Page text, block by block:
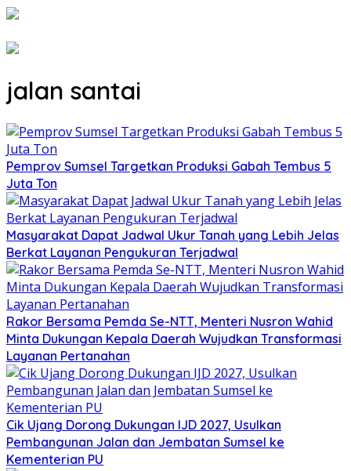
jalan santai
Pemprov Sumsel Targetkan Produksi Gabah Tembus 5
Juta Ton
Masyarakat Dapat Jadwal Ukur Tanah yang Lebih Jelas
Berkat Layanan Pengukuran Terjadwal
Rakor Bersama Pemda Se-NTT, Menteri Nusron Wahid
Minta Dukungan Kepala Daerah Wujudkan Transformasi
Layanan Pertanahan
Cik Ujang Dorong Dukungan IJD 2027, Usulkan
Pembangunan Jalan dan Jembatan Sumsel ke
Kementerian PU